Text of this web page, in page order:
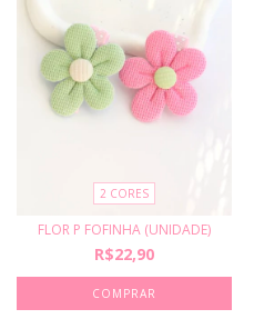
2 CORES
FLOR P FOFINHA (UNIDADE)
R$22,90
COMPRAR